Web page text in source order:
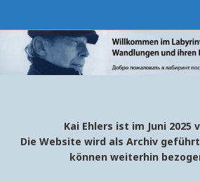
Kai Ehlers ist im Juni 2025
Die Website wird als Archiv
können weiterhin